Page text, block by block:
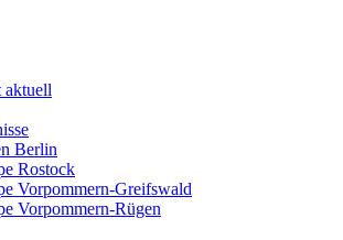
Berlin
Rostock
Vorpommern-Greifswald
Vorpommern-Rügen